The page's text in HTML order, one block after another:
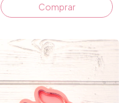
Comprar